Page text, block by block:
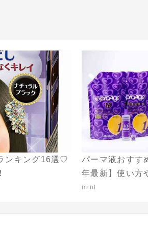
ンキング16選♡
パーマ液おすす
年最新】使い方
mint